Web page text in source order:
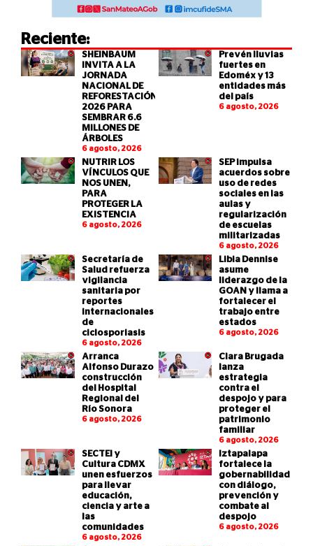
Reciente:
SHEINBAUM
INVITA A LA
JORNADA
NACIONAL DE
REFORESTACIÓN
2026 PARA
SEMBRAR 6.6
MILLONES DE
ÁRBOLES
6 agosto, 2026
Prevén lluvias
fuertes en
Edoméx y 13
entidades más
del país
6 agosto, 2026
NUTRIR LOS
VÍNCULOS QUE
NOS UNEN,
PARA
PROTEGER LA
EXISTENCIA
6 agosto, 2026
SEP impulsa
acuerdos sobre
uso de redes
sociales en las
aulas y
regularización
de escuelas
militarizadas
6 agosto, 2026
Secretaría de
Salud refuerza
vigilancia
sanitaria por
reportes
internacionales
de
ciclosporiasis
6 agosto, 2026
Libia Dennise
asume
liderazgo de la
GOAN y llama a
fortalecer el
trabajo entre
estados
6 agosto, 2026
Arranca
Alfonso Durazo
construcción
del Hospital
Regional del
Río Sonora
6 agosto, 2026
Clara Brugada
lanza
estrategia
contra el
despojo y para
proteger el
patrimonio
familiar
6 agosto, 2026
SECTEI y
Cultura CDMX
unen esfuerzos
para llevar
educación,
ciencia y arte a
las
comunidades
6 agosto, 2026
Iztapalapa
fortalece la
gobernabilidad
con diálogo,
prevención y
combate al
despojo
6 agosto, 2026